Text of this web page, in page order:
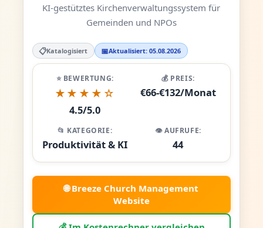
KI-gestütztes Kirchenverwaltungssystem für
Gemeinden und NPOs
📋Katalogisiert 📅Aktualisiert: 05.08.2026
⭐ BEWERTUNG:
★★★★☆
4.5/5.0
💰 PREIS:
€66-€132/Monat
📂 KATEGORIE:
Produktivität & KI
👁️ AUFRUFE:
44
🌐 Breeze Church Management
Website